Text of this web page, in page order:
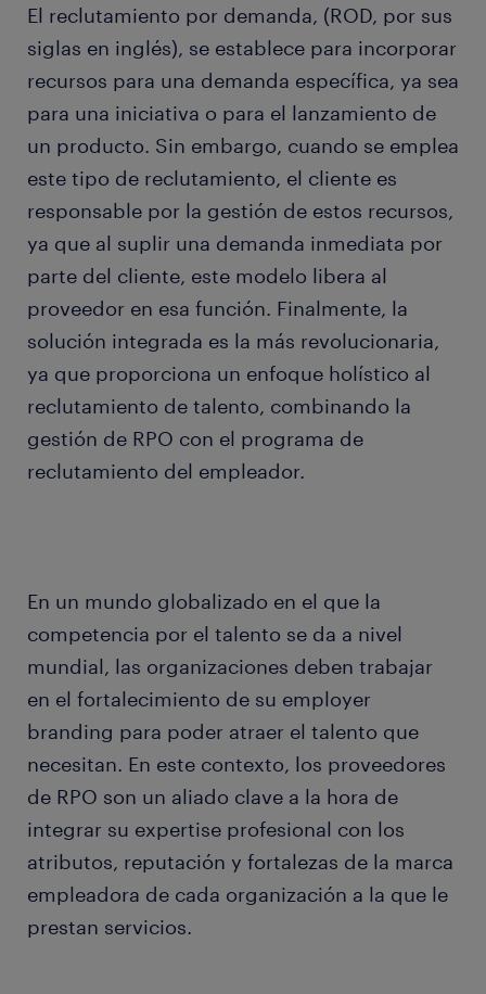
El reclutamiento por demanda, (ROD, por sus
siglas en inglés), se establece para incorporar
recursos para una demanda específica, ya sea
para una iniciativa o para el lanzamiento de
un producto. Sin embargo, cuando se emplea
este tipo de reclutamiento, el cliente es
responsable por la gestión de estos recursos,
ya que al suplir una demanda inmediata por
parte del cliente, este modelo libera al
proveedor en esa función. Finalmente, la
solución integrada es la más revolucionaria,
ya que proporciona un enfoque holístico al
reclutamiento de talento, combinando la
gestión de RPO con el programa de
reclutamiento del empleador.
En un mundo globalizado en el que la
competencia por el talento se da a nivel
mundial, las organizaciones deben trabajar
en el fortalecimiento de su employer
branding para poder atraer el talento que
necesitan. En este contexto, los proveedores
de RPO son un aliado clave a la hora de
integrar su expertise profesional con los
atributos, reputación y fortalezas de la marca
empleadora de cada organización a la que le
prestan servicios.